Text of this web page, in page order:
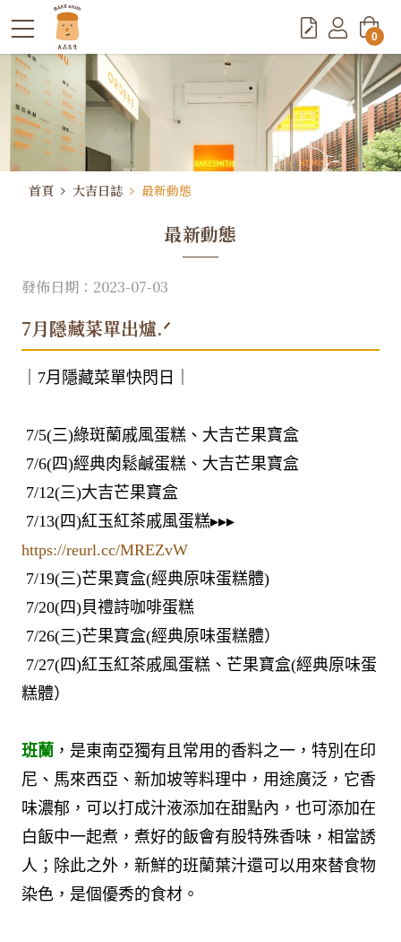
首頁 大吉日誌 最新動態
最新動態
發佈日期：2023-07-03
7月隱藏菜單出爐.ᐟ
｜7月隱藏菜單快閃日｜
7/5(三)綠斑蘭戚風蛋糕、大吉芒果寶盒
7/6(四)經典肉鬆鹹蛋糕、大吉芒果寶盒
7/12(三)大吉芒果寶盒
7/13(四)紅玉紅茶戚風蛋糕▸▸▸
https://reurl.cc/MREZvW
7/19(三)芒果寶盒(經典原味蛋糕體)
7/20(四)貝禮詩咖啡蛋糕
7/26(三)芒果寶盒(經典原味蛋糕體）
7/27(四)紅玉紅茶戚風蛋糕、芒果寶盒(經典原味蛋
糕體）
班蘭 ，是東南亞獨有且常用的香料之一，特別在印
尼、馬來西亞、新加坡等料理中，用途廣泛，它香
味濃郁，可以打成汁液添加在甜點內，也可添加在
白飯中一起煮，煮好的飯會有股特殊香味，相當誘
人；除此之外，新鮮的班蘭葉汁還可以用來替食物
染色，是個優秀的食材。
0